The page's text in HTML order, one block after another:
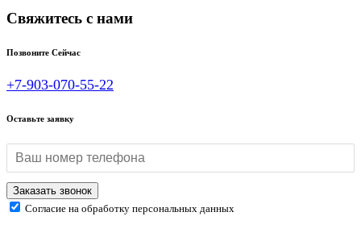
Свяжитесь с нами
Позвоните Сейчас
+7-903-070-55-22
Оставьте заявку
Согласие на обработку персональных данных